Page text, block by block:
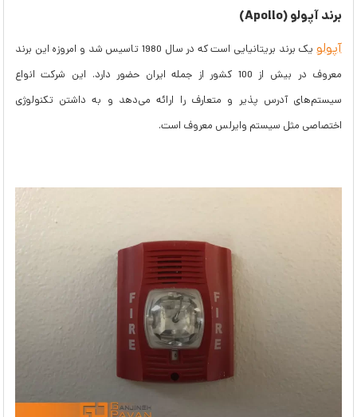
برند آپولو (Apollo)
آپولو
یک برند بریتانیایی است که در سال 1980 تاسیس شد و امروزه این برند
معروف در بیش از 100 کشور از جمله ایران حضور دارد. این شرکت انواع
سیستم‌های آدرس پذیر و متعارف را ارائه می‌دهد و به داشتن تکنولوژی
اختصاصی مثل سیستم وایرلس معروف است.